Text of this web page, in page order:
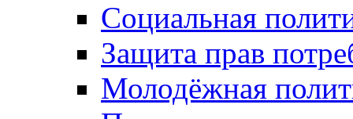
Социальная
Защита прав
Молодёжная